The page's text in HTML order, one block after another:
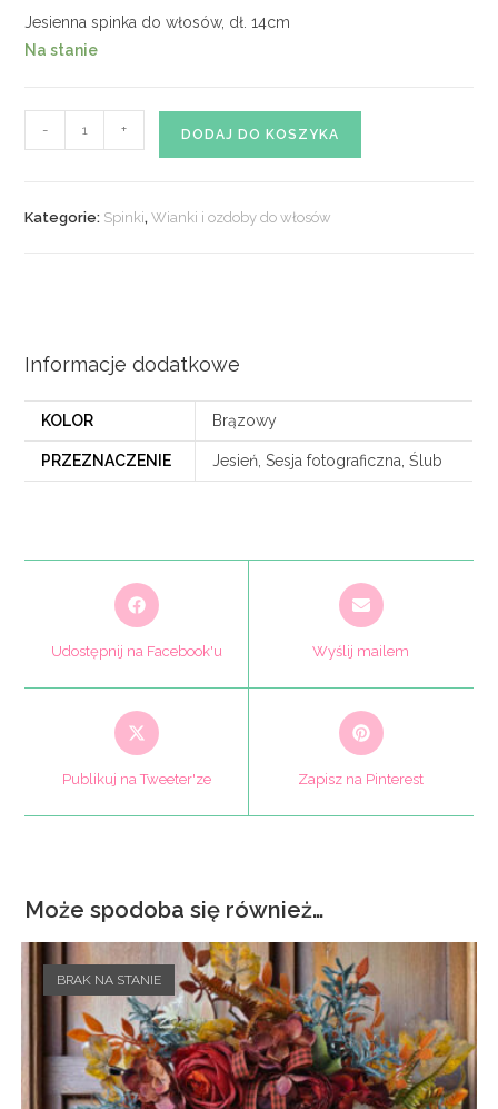
Jesienna spinka do włosów, dł. 14cm
Na stanie
Spinka
- + DODAJ DO KOSZYKA
Kategorie: Spinki,Wianki i ozdoby do włosów
Informacje dodatkowe
KOLOR Brązowy
PRZEZNACZENIE Jesień, Sesja fotograficzna, Ślub
Opens
in
new
window
Udostępnij na Facebook'u
Opens
in
new
window
Wyślij mailem
Opens
in
new
window
Publikuj na Tweeter'ze
Opens
in
window
Zapisz na Pinterest
Może spodoba się również…
BRAK NA STANIE